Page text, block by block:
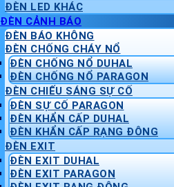
ĐÈN LED KHÁC
ĐÈN CẢNH BÁO
ĐÈN BÁO KHÔNG
ĐÈN CHỐNG CHÁY NỔ
ĐÈN CHỐNG NỔ DUHAL
ĐÈN CHỐNG NỔ PARAGON
ĐÈN CHIẾU SÁNG SỰ CỐ
ĐÈN SỰ CỐ PARAGON
ĐÈN KHẨN CẤP DUHAL
ĐÈN KHẨN CẤP RẠNG ĐÔNG
ĐÈN EXIT
ĐÈN EXIT DUHAL
ĐÈN EXIT PARAGON